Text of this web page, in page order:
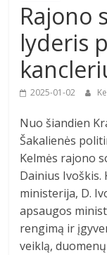
Rajono
lyderis
2025-01-02
Nuo šiandien
Šakalienės
Kelmės rajono
Dainius Ivoškis.
ministerija, D.
apsaugos
rengimą ir
veiklą,